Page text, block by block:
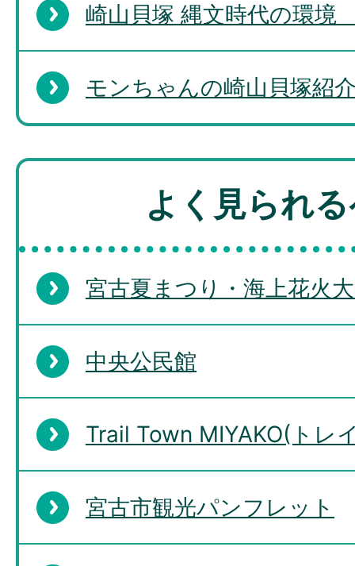
崎山貝塚 縄文時代の環境
モンちゃんの崎山貝塚紹
よく見られ
宮古夏まつり・海上花火
中央公民館
Trail Town MIYAKO(トレ
宮古市観光パンフレット